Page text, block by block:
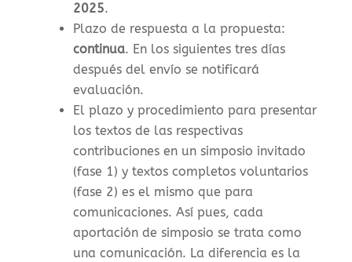
2025.
Plazo de respuesta a la propuesta:
continua. En los siguientes tres días
después del envío se notificará
evaluación.
El plazo y procedimiento para presentar
los textos de las respectivas
contribuciones en un simposio invitado
(fase 1) y textos completos voluntarios
(fase 2) es el mismo que para
comunicaciones. Así pues, cada
aportación de simposio se trata como
una comunicación. La diferencia es la